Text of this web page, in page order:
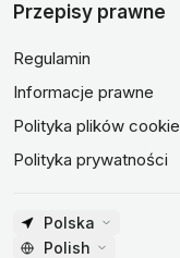
Przepisy prawne
Regulamin
Informacje prawne
Polityka plików cookie
Polityka prywatności
Polska
Polish